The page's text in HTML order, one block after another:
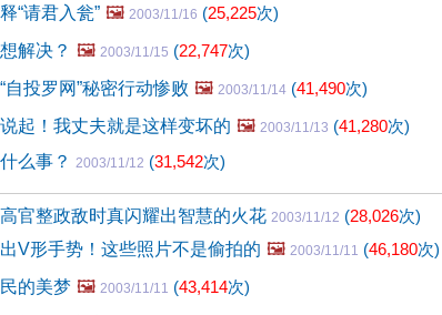
“请君入瓮” 🖼️ 2003/11/16 (25,225次)
解决？ 🖼️ 2003/11/15 (22,747次)
投罗网”秘密行动惨败 🖼️ 2003/11/14 (41,490次)
起！我丈夫就是这样变坏的 🖼️ 2003/11/13 (41,280次)
么事？ 2003/11/12 (31,542次)
官整政敌时真闪耀出智慧的火花 2003/11/12 (28,026次)
V形手势！这些照片不是偷拍的 🖼️ 2003/11/11 (46,180次)
的美梦 🖼️ 2003/11/11 (43,414次)